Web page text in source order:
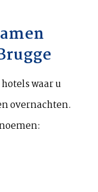
waar u
overnachten.